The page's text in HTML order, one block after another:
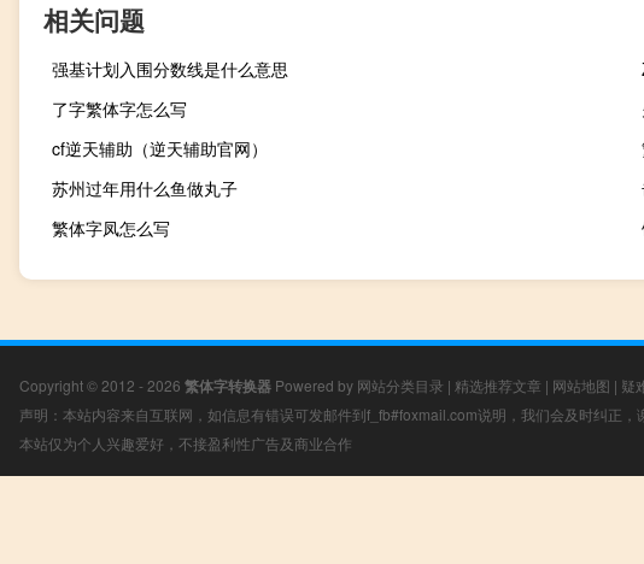
相关问题
强基计划入围分数线是什么意思
了字繁体字怎么写
cf逆天辅助（逆天辅助官网）
苏州过年用什么鱼做丸子
繁体字凤怎么写
Copyright © 2012 - 2026 繁体字转换器 Powered by 网站分类目录 | 精选推荐文章 | 网站地图 | 疑
声明：本站内容来自互联网，如信息有错误可发邮件到f_fb#foxmail.com说明，我们会及时纠正，
本站仅为个人兴趣爱好，不接盈利性广告及商业合作